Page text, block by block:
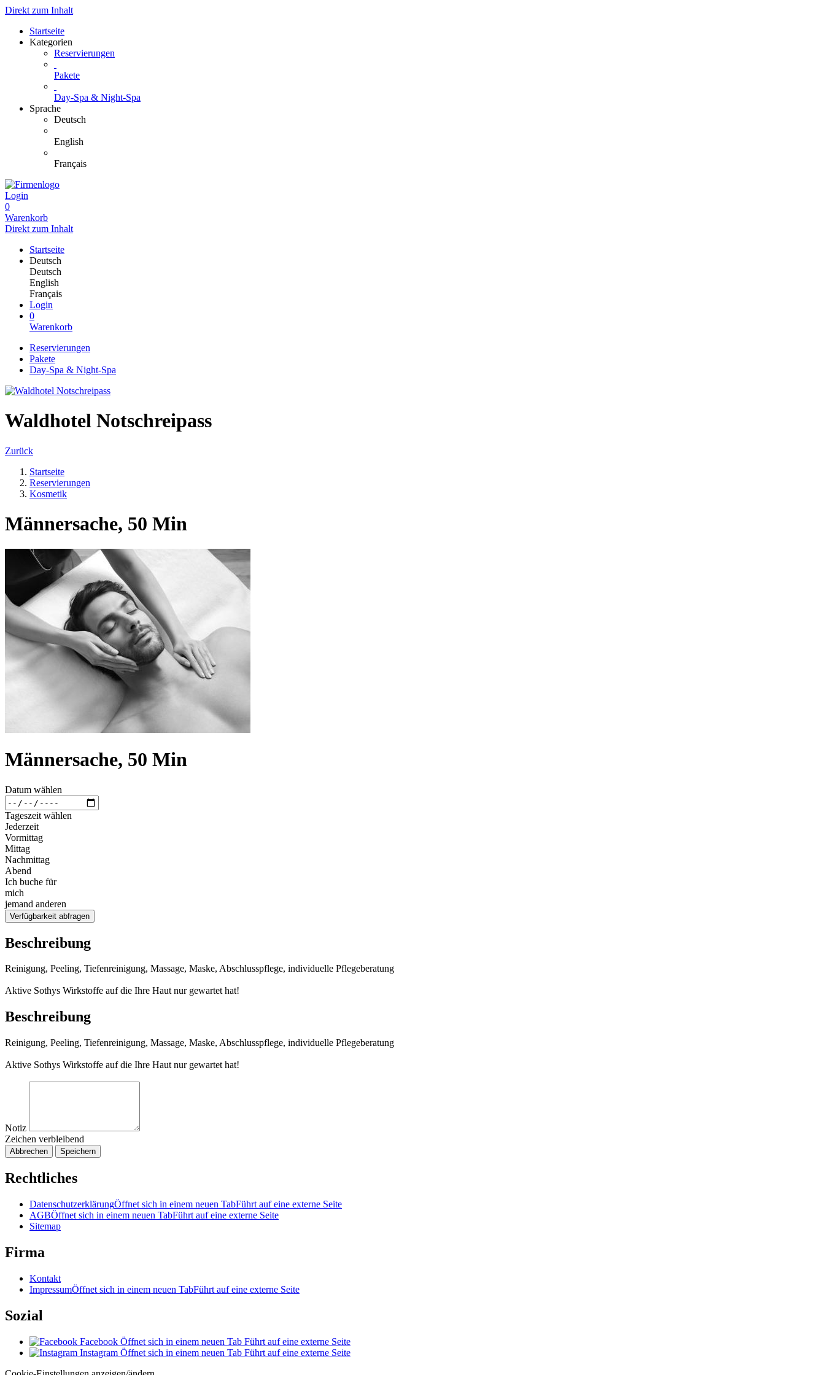
Direkt zum Inhalt
Startseite
Kategorien
Reservierungen
Pakete
Day-Spa & Night-Spa
Sprache
Deutsch
English
Français
Login
0
Warenkorb
Direkt zum Inhalt
Startseite
Deutsch
Deutsch
English
Français
Login
0
Warenkorb
Reservierungen
Pakete
Day-Spa & Night-Spa
Waldhotel Notschreipass
Zurück
Startseite
Reservierungen
Kosmetik
Männersache, 50 Min
Männersache, 50 Min
Datum wählen
Tageszeit wählen
Jederzeit
Vormittag
Mittag
Nachmittag
Abend
Ich buche für
mich
jemand anderen
Verfügbarkeit abfragen
Beschreibung
Reinigung, Peeling, Tiefenreinigung, Massage, Maske, Abschlusspflege, individuelle Pflegeberatung
Aktive Sothys Wirkstoffe auf die Ihre Haut nur gewartet hat!
Beschreibung
Reinigung, Peeling, Tiefenreinigung, Massage, Maske, Abschlusspflege, individuelle Pflegeberatung
Aktive Sothys Wirkstoffe auf die Ihre Haut nur gewartet hat!
Notiz
Zeichen verbleibend
Abbrechen Speichern
Rechtliches
DatenschutzerklärungÖffnet sich in einem neuen TabFührt auf eine externe Seite
AGBÖffnet sich in einem neuen TabFührt auf eine externe Seite
Sitemap
Firma
Kontakt
ImpressumÖffnet sich in einem neuen TabFührt auf eine externe Seite
Sozial
Facebook Öffnet sich in einem neuen Tab Führt auf eine externe Seite
Instagram Öffnet sich in einem neuen Tab Führt auf eine externe Seite